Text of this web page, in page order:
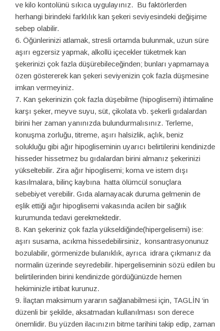
ve kilo kontolünü sıkıca uygulayınız. Bu faktörlerden
herhangi birindeki farklılık kan şekeri seviyesindeki değişime
sebep olabilir.
Öğünlerinizi atlamak, stresli ortamda bulunmak, uzun süre
aşırı egzersiz yapmak, alkollü içecekler tüketmek kan
şekerinizi çok fazla düşürebileceğinden; bunları yapmamaya
özen göstererek kan şekeri seviyenizin çok fazla düşmesine
imkan vermeyiniz.
Kan şekerinizin çok fazla düşebilme (hipoglisemi) ihtimaline
karşı şeker, meyve suyu, süt, çikolata vb. şekerli gıdalardan
birini her zaman yanınızda bulundurmalısınız. Terleme,
konuşma zorluğu, titreme, aşırı halsizlik, açlık, beniz
solukluğu gibi ağır hipogliseminin uyarıcı belirtilerini kendinizde
hisseder hissetmez bu gıdalardan birini almanız şekerinizi
yükseltebilir. Zira ağır hipoglisemi; koma ve istem dışı
kasılmalara, bilinç kaybına hatta ölümcül sonuçlara
sebebiyet verebilir. Gıda alamayacak duruma gelmenin de
eşlik ettiği ağır hipoglisemi vakasında acilen bir sağlık
kurumunda tedavi gerekmektedir.
Kan şekeriniz çok fazla yükseldiğinde(hipergelisemi) ise:
aşırı susama, acıkma hissedebilirsiniz, konsantrasyonunuz
bozulabilir, görmenizde bulanıklık, ayrıca idrara çıkmanız da
normalin üzerinde seyredebilir. hipergeliseminin sözü edilen bu
belirtilerinden birini kendinizde gördüğünüzde hemen
hekiminizle irtibat kurunuz.
İlaçtan maksimum yararın sağlanabilmesi için, TAGLİN ‘in
düzenli bir şekilde, aksatmadan kullanılması son derece
önemlidir. Bu yüzden ilacınızın bitme tarihini takip edip, zaman